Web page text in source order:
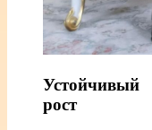
Устойчивый
рост